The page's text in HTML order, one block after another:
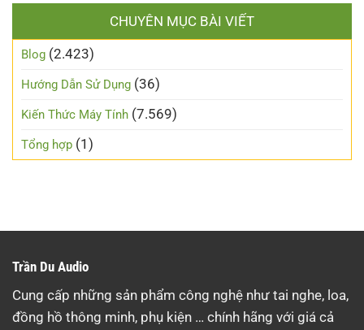
CHUYÊN MỤC BÀI VIẾT
Blog (2.423)
Hướng Dẫn Sử Dụng (36)
Kiến Thức Máy Tính (7.569)
Tổng hợp (1)
Trần Du Audio
Cung cấp những sản phẩm công nghệ như tai nghe, loa,
đồng hồ thông minh, phụ kiện … chính hãng với giá cả